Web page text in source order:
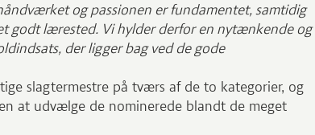
og passionen er fundamentet, samtidig
godt lærested. Vi hylder derfor en nytænkende og
der ligger bag ved de gode
slagtermestre på tværs af de to kategorier, og
at udvælge de nominerede blandt de meget